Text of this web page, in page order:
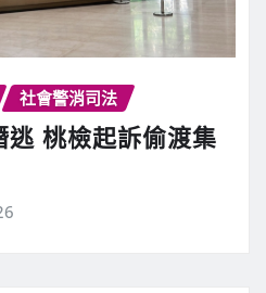
社會警消司法
桃檢起訴偷渡集